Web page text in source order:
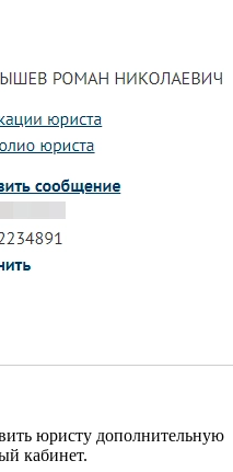
юристу дополнительную
кабинет.